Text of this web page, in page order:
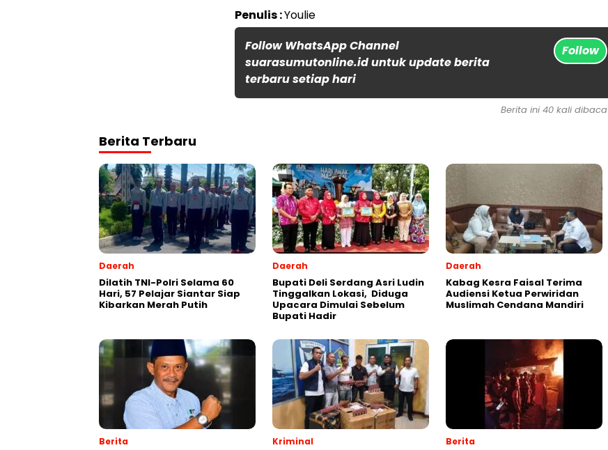
Penulis :Youlie
Follow WhatsApp Channel
suarasumutonline.id untuk update berita
terbaru setiap hari
Follow
Berita ini 40 kali dibaca
Berita Terbaru
Daerah
Dilatih TNI-Polri Selama 60
Hari, 57 Pelajar Siantar Siap
Kibarkan Merah Putih
Daerah
Bupati Deli Serdang Asri Ludin
Tinggalkan Lokasi, Diduga
Upacara Dimulai Sebelum
Bupati Hadir
Daerah
Kabag Kesra Faisal Terima
Audiensi Ketua Perwiridan
Muslimah Cendana Mandiri
Berita Kriminal Berita